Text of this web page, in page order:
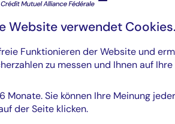
Website verwendet Cookies.
Funktionieren der Website und
zu messen und Ihnen auf
Monate. Sie können Ihre Meinung
der Seite klicken.